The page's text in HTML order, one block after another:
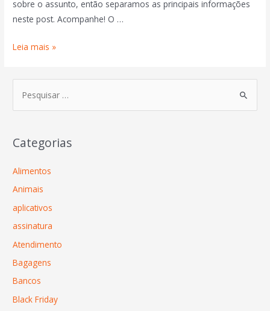
sobre o assunto, então separamos as principais informações
neste post. Acompanhe! O …
Leia mais »
Categorias
Alimentos
Animais
aplicativos
assinatura
Atendimento
Bagagens
Bancos
Black Friday